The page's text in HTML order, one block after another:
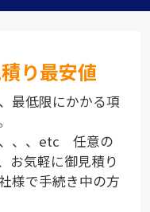
り最安値
最低限にかかる項
、、etc 任意の
お気軽に御見積り
様で手続き中の方